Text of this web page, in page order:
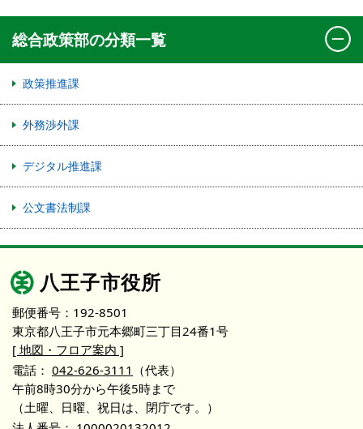
総合政策部の分類一覧
政策推進課
外務渉外課
デジタル推進課
公文書法制課
八王子市役所
郵便番号：192-8501
東京都八王子市元本郷町三丁目24番1号
[ 地図・フロア案内 ]
電話： 042-626-3111 （代表）
午前8時30分から午後5時まで
（土曜、日曜、祝日は、閉庁です。）